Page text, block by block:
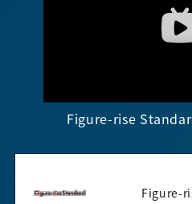
Figure-rise
Figure-